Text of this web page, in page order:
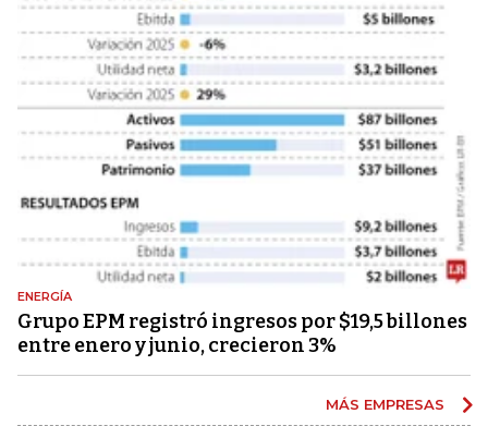
ENERGÍA
Grupo EPM registró ingresos por $19,5 billones
entre enero y junio, crecieron 3%
MÁS EMPRESAS